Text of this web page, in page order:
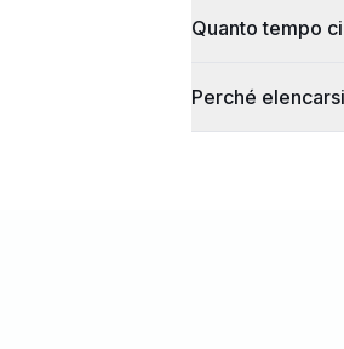
Quanto tempo
Perché